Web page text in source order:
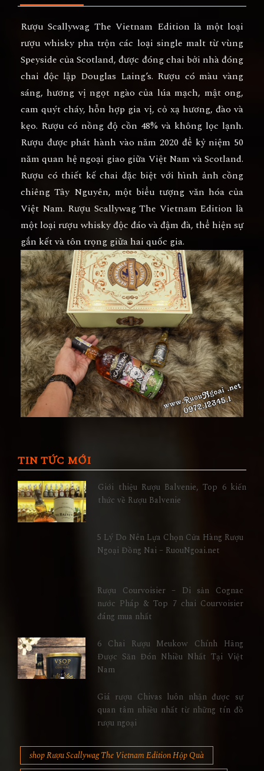
Rượu Scallywag The Vietnam Edition là một loại
rượu whisky pha trộn các loại single malt từ vùng
Speyside của Scotland, được đóng chai bởi nhà đóng
chai độc lập Douglas Laing’s. Rượu có màu vàng
sáng, hương vị ngọt ngào của lúa mạch, mật ong,
cam quýt cháy, hỗn hợp gia vị, cỏ xạ hương, đào và
kẹo. Rượu có nồng độ cồn 48% và không lọc lạnh.
Rượu được phát hành vào năm 2020 để kỷ niệm 50
năm quan hệ ngoại giao giữa Việt Nam và Scotland.
Rượu có thiết kế chai đặc biệt với hình ảnh cồng
chiêng Tây Nguyên, một biểu tượng văn hóa của
Việt Nam. Rượu Scallywag The Vietnam Edition là
một loại rượu whisky độc đáo và đậm đà, thể hiện sự
gắn kết và tôn trọng giữa hai quốc gia.
TIN TỨC MỚI
Giới thiệu Rượu Balvenie, Top 6 kiến
thức về Rượu Balvenie
5 Lý Do Nên Lựa Chọn Cửa Hàng Rượu
Ngoại Đồng Nai – RuouNgoai.net
Rượu Courvoisier – Di sản Cognac
nước Pháp & Top 7 chai Courvoisier
đáng mua nhất
6 Chai Rượu Meukow Chính Hãng
Được Săn Đón Nhiều Nhất Tại Việt
Nam
Giá rượu Chivas luôn nhận được sự
quan tâm nhiều nhất từ những tín đồ
rượu ngoại
shop Rượu Scallywag The Vietnam Edition Hộp Quà